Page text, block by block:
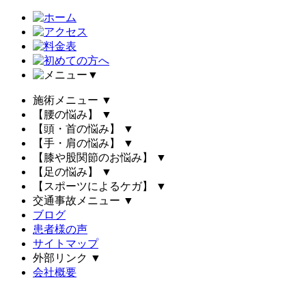
▼
施術メニュー ▼
【腰の悩み】
▼
【頭・首の悩み】
▼
【手・肩の悩み】
▼
【膝や股関節のお悩み】
▼
【足の悩み】
▼
【スポーツによるケガ】
▼
交通事故メニュー ▼
ブログ
患者様の声
サイトマップ
外部リンク ▼
会社概要